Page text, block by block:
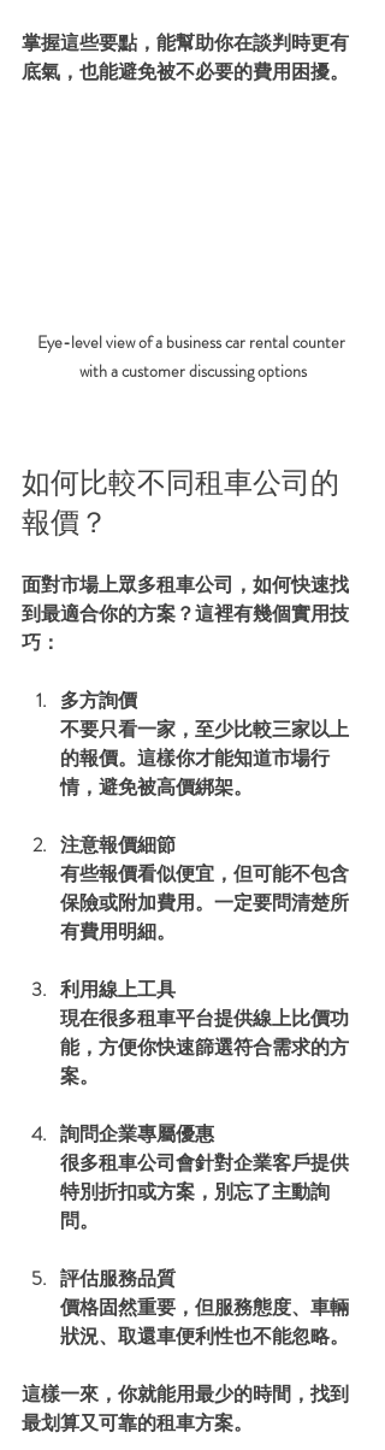
掌握這些要點，能幫助你在談判時更有
底氣，也能避免被不必要的費用困擾。
Eye-level view of a business car rental counter
with a customer discussing options
如何比較不同租車公司的
報價？
面對市場上眾多租車公司，如何快速找
到最適合你的方案？這裡有幾個實用技
巧：
多方詢價
不要只看一家，至少比較三家以上
的報價。這樣你才能知道市場行
情，避免被高價綁架。
注意報價細節
有些報價看似便宜，但可能不包含
保險或附加費用。一定要問清楚所
有費用明細。
利用線上工具
現在很多租車平台提供線上比價功
能，方便你快速篩選符合需求的方
案。
詢問企業專屬優惠
很多租車公司會針對企業客戶提供
特別折扣或方案，別忘了主動詢
問。
評估服務品質
價格固然重要，但服務態度、車輛
狀況、取還車便利性也不能忽略。
這樣一來，你就能用最少的時間，找到
最划算又可靠的租車方案。